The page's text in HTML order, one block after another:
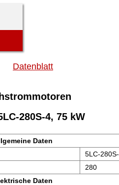
Datenblatt
280S-4, 75 kW
Daten
5LC-
280
Daten